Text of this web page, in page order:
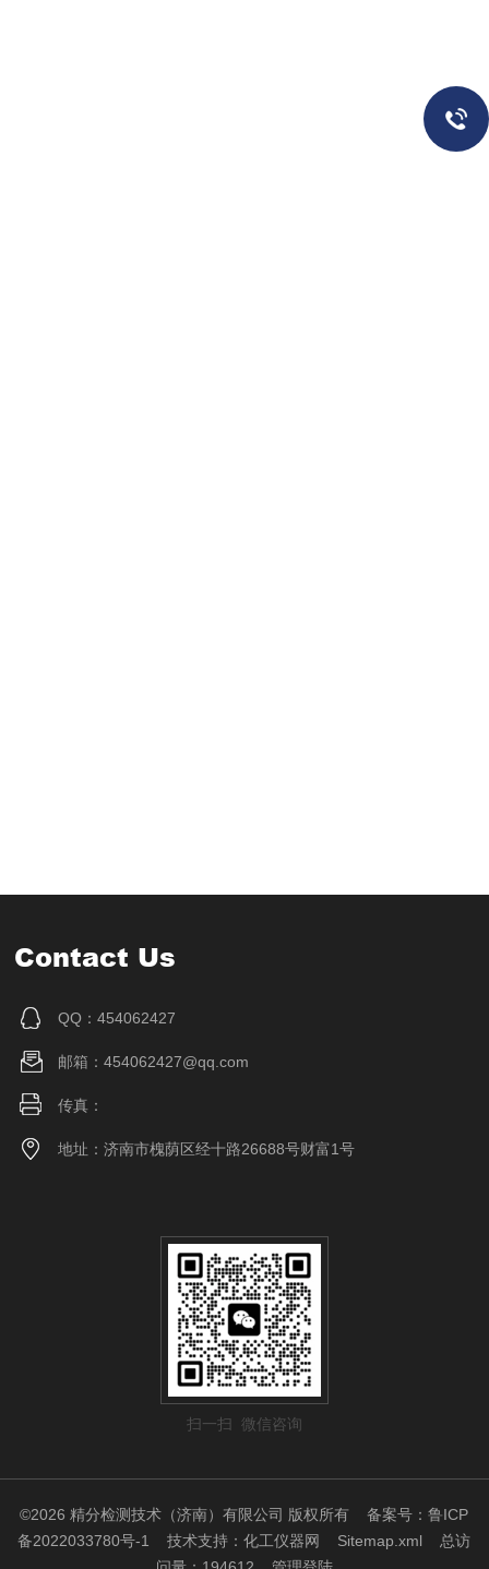
Contact Us
QQ：454062427
邮箱：454062427@qq.com
传真：
地址：济南市槐荫区经十路26688号财富1号
扫一扫 微信咨询
©2026 精分检测技术（济南）有限公司 版权所有备案号：鲁ICP
备2022033780号-1
技术支持：化工仪器网 Sitemap.xml 总访